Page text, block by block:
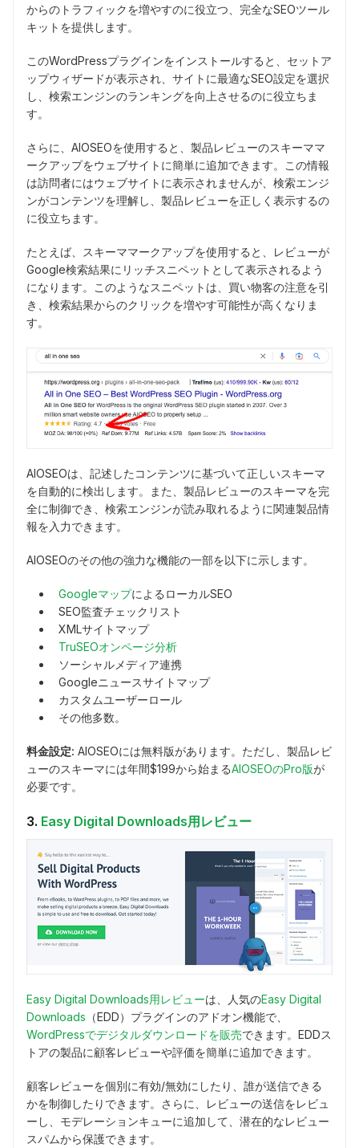
からのトラフィックを増やすのに役立つ、完全なSEOツール
キットを提供します。
このWordPressプラグインをインストールすると、セットア
ップウィザードが表示され、サイトに最適なSEO設定を選択
し、検索エンジンのランキングを向上させるのに役立ちま
す。
さらに、AIOSEOを使用すると、製品レビューのスキーママ
ークアップをウェブサイトに簡単に追加できます。この情報
は訪問者にはウェブサイトに表示されませんが、検索エンジ
ンがコンテンツを理解し、製品レビューを正しく表示するの
に役立ちます。
たとえば、スキーママークアップを使用すると、レビューが
Google検索結果にリッチスニペットとして表示されるよう
になります。このようなスニペットは、買い物客の注意を引
き、検索結果からのクリックを増やす可能性が高くなりま
す。
AIOSEOは、記述したコンテンツに基づいて正しいスキーマ
を自動的に検出します。また、製品レビューのスキーマを完
全に制御でき、検索エンジンが読み取れるように関連製品情
報を入力できます。
AIOSEOのその他の強力な機能の一部を以下に示します。
GoogleマップによるローカルSEO
SEO監査チェックリスト
XMLサイトマップ
TruSEOオンページ分析
ソーシャルメディア連携
Googleニュースサイトマップ
カスタムユーザーロール
その他多数。
料金設定: AIOSEOには無料版があります。ただし、製品レビ
ューのスキーマには年間$199から始まるAIOSEOのPro版が
必要です。
3. Easy Digital Downloads用レビュー
Easy Digital Downloads用レビューは、人気のEasy Digital
Downloads （EDD）プラグインのアドオン機能で、
WordPressでデジタルダウンロードを販売できます。EDDス
トアの製品に顧客レビューや評価を簡単に追加できます。
顧客レビューを個別に有効/無効にしたり、誰が送信できる
かを制御したりできます。さらに、レビューの送信をレビュ
ーし、モデレーションキューに追加して、潜在的なレビュー
スパムから保護できます。